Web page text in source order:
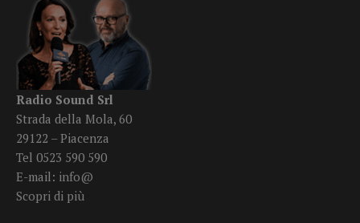
Radio Sound Srl
Strada della Mola, 60
29122 – Piacenza
Tel 0523 590 590
E-mail: info@
Scopri di più